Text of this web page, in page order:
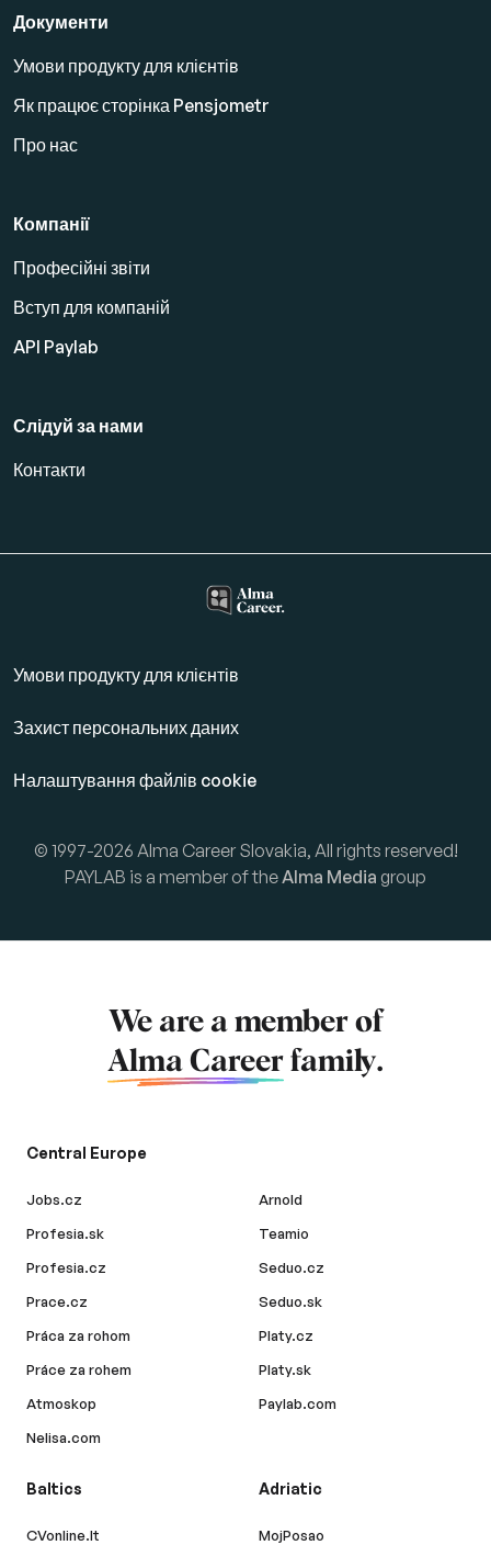
Документи
Умови продукту для клієнтів
Як працює сторінка Pensjometr
Про нас
Компанії
Професійні звіти
Вступ для компаній
API Paylab
Слідуй за нами
Контакти
Умови продукту для клієнтів
Захист персональних даних
Налаштування файлів cookie
© 1997-2026 Alma Career Slovakia, All rights reserved!
PAYLAB is a member of the Alma Media group
We are a member of
Alma Career family.
Central Europe
Jobs.cz
Profesia.sk
Profesia.cz
Prace.cz
Práca za rohom
Práce za rohem
Atmoskop
Nelisa.com
Arnold
Teamio
Seduo.cz
Seduo.sk
Platy.cz
Platy.sk
Paylab.com
Baltics
CVonline.lt
Adriatic
MojPosao